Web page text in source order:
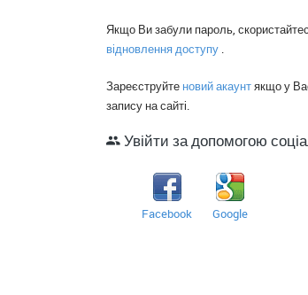
Якщо Ви забули пароль,
відновлення доступу .
Зареєструйте новий акаунтякщо у
запису на сайті.
Увійти за допомогою
Facebook Google